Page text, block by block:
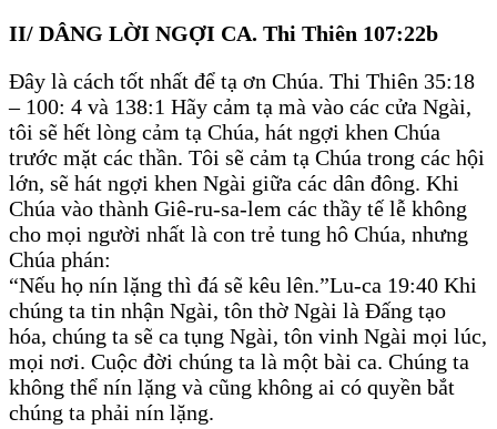
II/ DÂNG LỜI NGỢI CA. Thi Thiên 107:22b
Đây là cách tốt nhất để tạ ơn Chúa. Thi Thiên 35:18
– 100: 4 và 138:1 Hãy cảm tạ mà vào các cửa Ngài,
tôi sẽ hết lòng cảm tạ Chúa, hát ngợi khen Chúa
trước mặt các thần. Tôi sẽ cảm tạ Chúa trong các hội
lớn, sẽ hát ngợi khen Ngài giữa các dân đông. Khi
Chúa vào thành Giê-ru-sa-lem các thầy tế lễ không
cho mọi người nhất là con trẻ tung hô Chúa, nhưng
Chúa phán:
“Nếu họ nín lặng thì đá sẽ kêu lên.”Lu-ca 19:40 Khi
chúng ta tin nhận Ngài, tôn thờ Ngài là Đấng tạo
hóa, chúng ta sẽ ca tụng Ngài, tôn vinh Ngài mọi lúc,
mọi nơi. Cuộc đời chúng ta là một bài ca. Chúng ta
không thể nín lặng và cũng không ai có quyền bắt
chúng ta phải nín lặng.